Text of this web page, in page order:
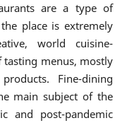
are a type of
place is extremely
world cuisine-
menus, mostly
Fine-dining
main subject of the
and post-pandemic